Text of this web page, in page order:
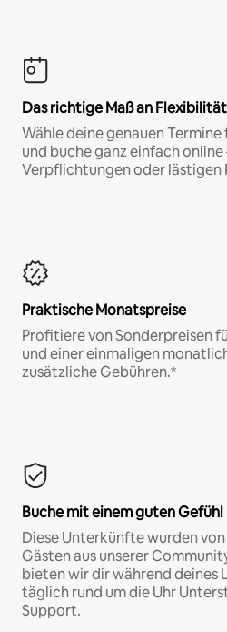
Das richtige Maß an Flexibilität
Wähle deine genauen Termine
und buche ganz einfach
Verpflichtungen oder lästigen
Praktische Monatspreise
Profitiere von Sonderpreisen
und einer einmaligen
zusätzliche Gebühren.*
Buche mit einem guten Gefühl
Diese Unterkünfte wurden
Gästen aus unserer
bieten wir dir während deines
täglich rund um die Uhr
Support.